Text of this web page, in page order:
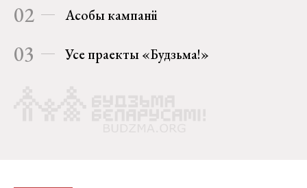
02 Асобы кампаніі
03 Усе праекты «Будзьма!»